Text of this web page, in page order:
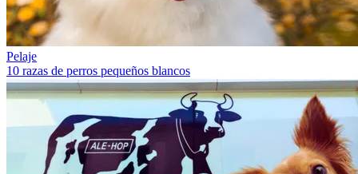
Pelaje
10 razas de perros pequeños blancos